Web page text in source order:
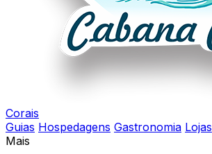
Corais
Guias Hospedagens Gastronomia Lojas
Mais